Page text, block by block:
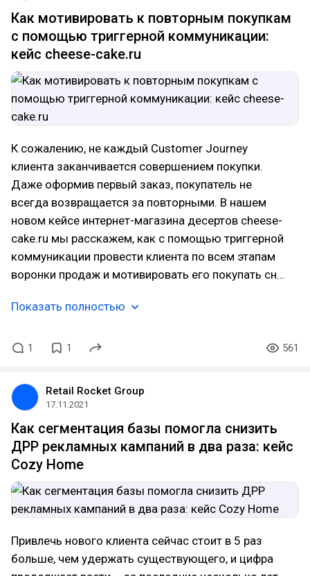
Как мотивировать к повторным покупкам
с помощью триггерной коммуникации:
кейс cheese-cake.ru
К сожалению, не каждый Customer Journey
клиента заканчивается совершением покупки.
Даже оформив первый заказ, покупатель не
всегда возвращается за повторными. В нашем
новом кейсе интернет-магазина десертов cheese-
cake.ru мы расскажем, как с помощью триггерной
коммуникации провести клиента по всем этапам
воронки продаж и мотивировать его покупать сн…
Показать полностью
1 1 561
Retail Rocket Group
17.11.2021
Как сегментация базы помогла снизить
ДРР рекламных кампаний в два раза: кейс
Cozy Home
Привлечь нового клиента сейчас стоит в 5 раз
больше, чем удержать существующего, и цифра